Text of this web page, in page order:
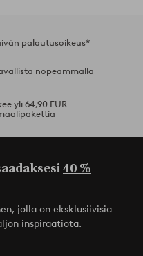
palautusoikeus*
nopeammalla
yli 64,90 EUR
40 %
jolla on eksklusiivisia
inspiraatiota.